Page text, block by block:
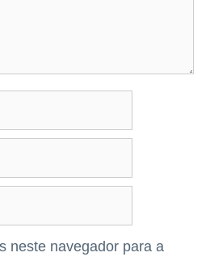
neste navegador para a